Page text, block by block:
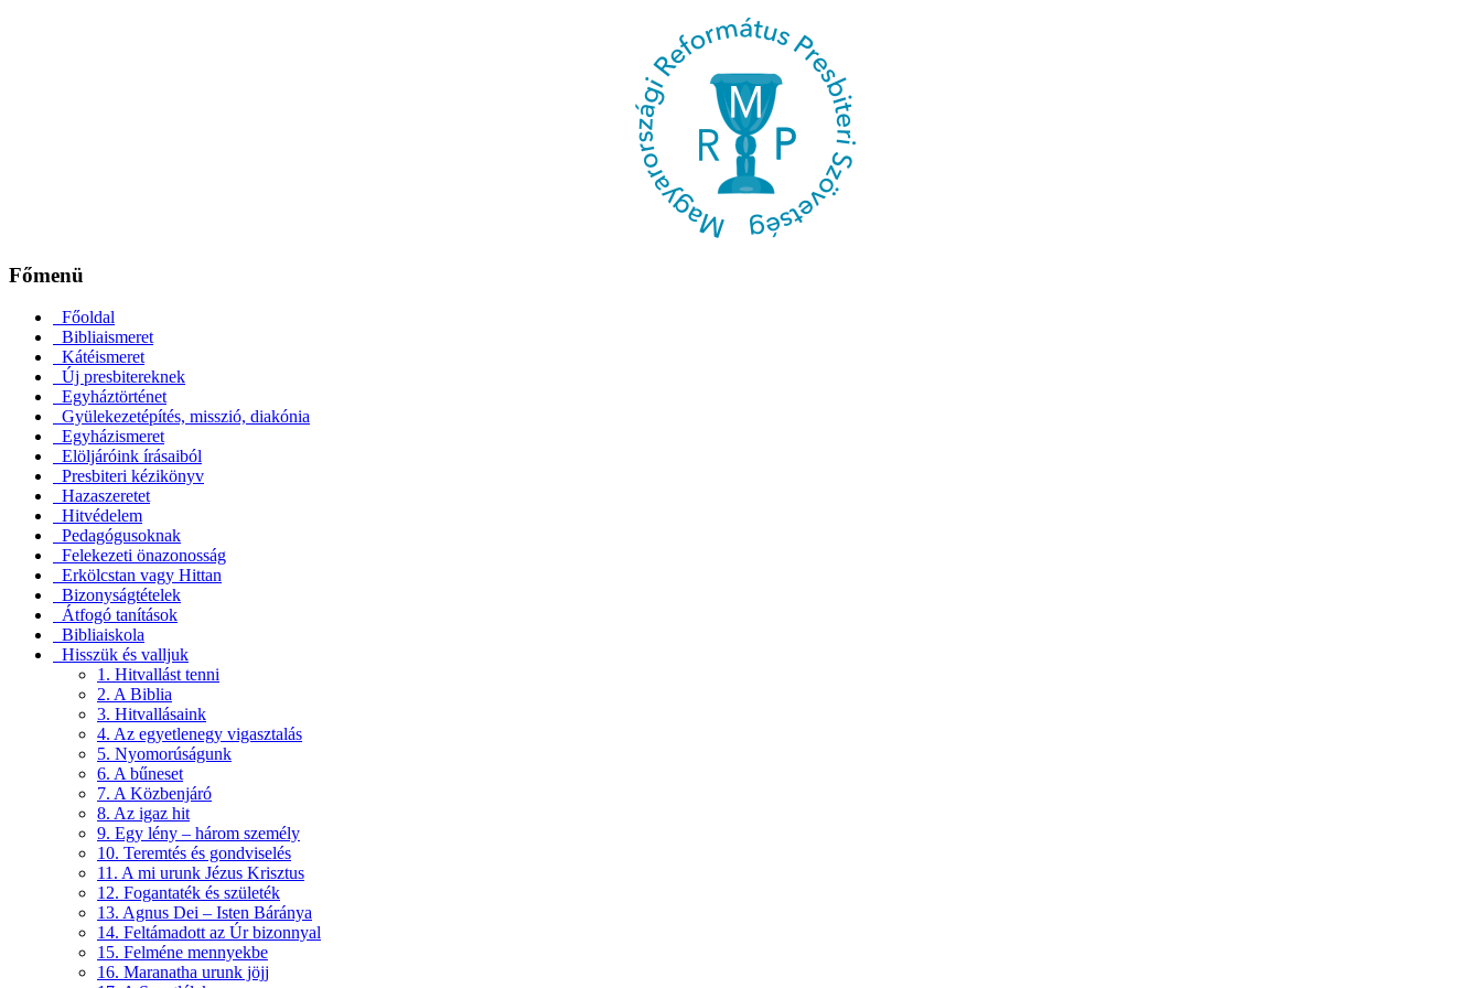
Főmenü
Főoldal
Bibliaismeret
Kátéismeret
Új presbitereknek
Egyháztörténet
Gyülekezetépítés, misszió, diakónia
Egyházismeret
Elöljáróink írásaiból
Presbiteri kézikönyv
Hazaszeretet
Hitvédelem
Pedagógusoknak
Felekezeti önazonosság
Erkölcstan vagy Hittan
Bizonyságtételek
Átfogó tanítások
Bibliaiskola
Hisszük és valljuk
1. Hitvallást tenni
2. A Biblia
3. Hitvallásaink
4. Az egyetlenegy vigasztalás
5. Nyomorúságunk
6. A bűneset
7. A Közbenjáró
8. Az igaz hit
9. Egy lény – három személy
10. Teremtés és gondviselés
11. A mi urunk Jézus Krisztus
12. Fogantaték és születék
13. Agnus Dei – Isten Báránya
14. Feltámadott az Úr bizonnyal
15. Felméne mennyekbe
16. Maranatha urunk jöjj